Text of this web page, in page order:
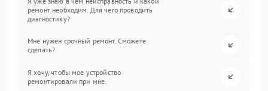
ремонт необходим. Для чего проводить
диагностику?
Мне нужен срочный ремонт. Сможете
сделать?
Я хочу, чтобы мое устройство
ремонтировали при мне.